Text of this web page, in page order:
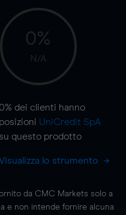
0%
N/A
0% dei clienti hanno
posizioni UniCredit SpA
su questo prodotto
lo strumento
da CMC Markets solo a
e non intende fornire alcuna